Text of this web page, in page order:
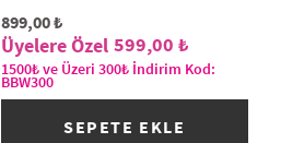
899,00 ₺
599,00 ₺
1500₺ ve Üzeri 300₺ İndirim Kod:
BBW300
SEPETE EKLE